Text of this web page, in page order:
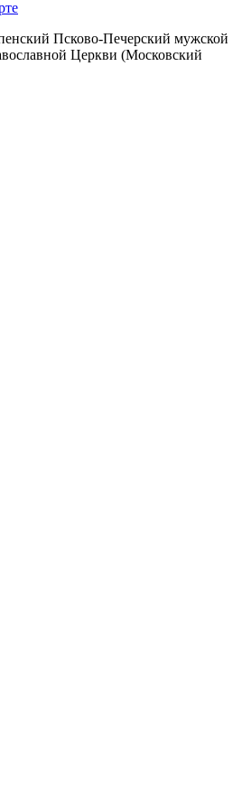
Псково-Печерский мужской
Церкви (Московский